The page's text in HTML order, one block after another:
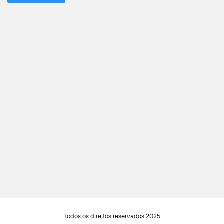
Todos os direitos reservados 2025